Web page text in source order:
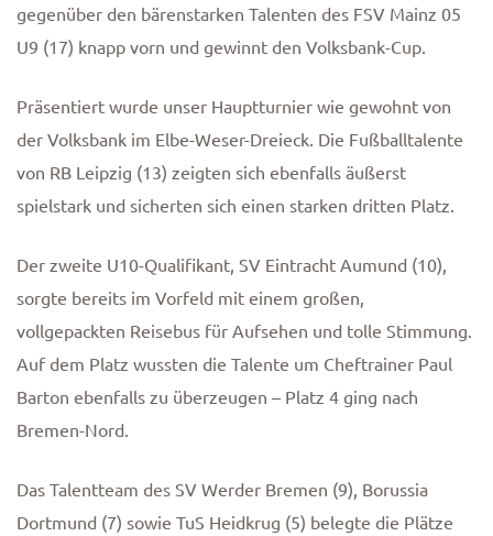
gegenüber den bärenstarken Talenten des FSV Mainz 05
U9 (17) knapp vorn und gewinnt den Volksbank-Cup.
Präsentiert wurde unser Hauptturnier wie gewohnt von
der Volksbank im Elbe-Weser-Dreieck. Die Fußballtalente
von RB Leipzig (13) zeigten sich ebenfalls äußerst
spielstark und sicherten sich einen starken dritten Platz.
Der zweite U10-Qualifikant, SV Eintracht Aumund (10),
sorgte bereits im Vorfeld mit einem großen,
vollgepackten Reisebus für Aufsehen und tolle Stimmung.
Auf dem Platz wussten die Talente um Cheftrainer Paul
Barton ebenfalls zu überzeugen – Platz 4 ging nach
Bremen-Nord.
Das Talentteam des SV Werder Bremen (9), Borussia
Dortmund (7) sowie TuS Heidkrug (5) belegte die Plätze